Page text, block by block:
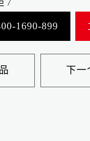
/
1690-899
下一